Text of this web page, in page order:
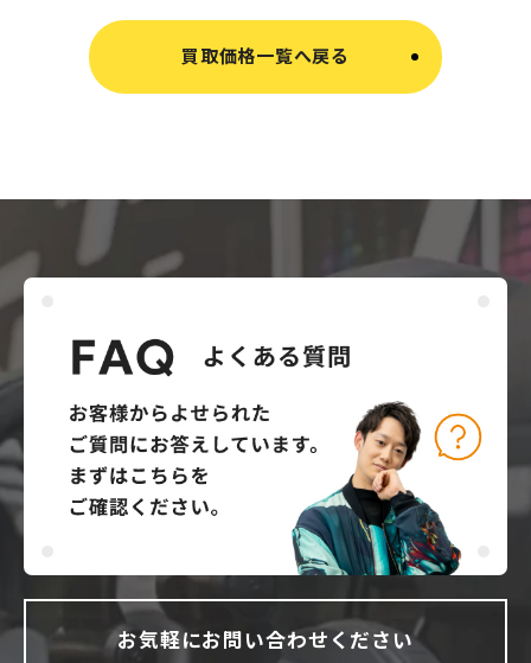
買取価格一覧へ戻る
お気軽にお問い合わせください